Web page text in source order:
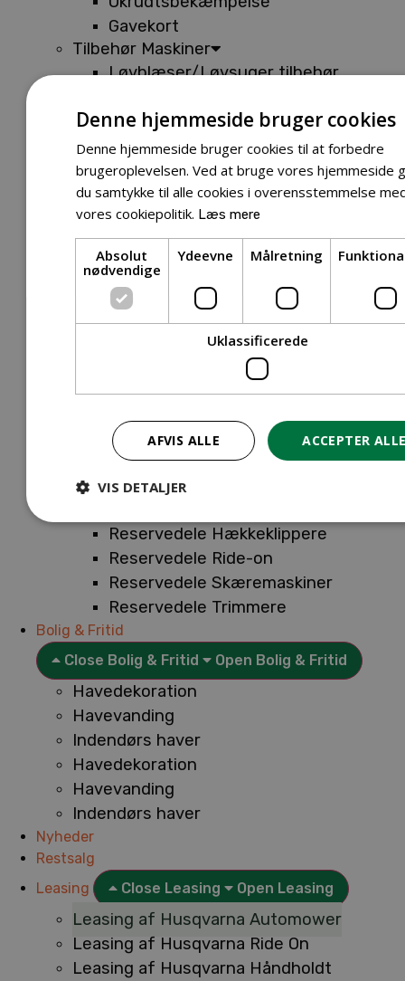
Gavekort
Tilbehør Maskiner
Løvblæser/Løvsuger tilbehør
Tilbehør Buskryddere og Trimmere
Tilbehør Entreprenørudstyr
Tilbehør Havetraktor
Tilbehør Hækkeklippere
Tilbehør Motorsav
Tilbehør Kæder
Tilbehør Sværd
Tilbehør Rengøringsmaskiner
Tilbehør Robotplæneklipper
Tilbehør Walk Behind
Reservedele Løvblæsere
Reservedele Motorsave
Reservedele Plæneklippere
Reservedele Hækkeklippere
Reservedele Ride-on
Reservedele Skæremaskiner
Reservedele Trimmere
Bolig & Fritid
Close Bolig & Fritid
Open Bolig & Fritid
Havedekoration
Havevanding
Indendørs haver
Havedekoration
Havevanding
Indendørs haver
Nyheder
Restsalg
Leasing
Close Leasing Open Leasing
Leasing af Husqvarna Automower
Leasing af Husqvarna Ride On
Leasing af Husqvarna Håndholdt
Denne hjemmeside bruger cookies
Denne hjemmeside bruger cookies til at forbedre
brugeroplevelsen. Ved at bruge vores hjemmeside
du samtykke til alle cookies i overensstemmelse
vores cookiepolitik. Læs mere
Absolut
nødvendige
Ydeevne Målretning
Uklassificerede
ACCEPTER
AFVIS ALLE
VIS DETALJER